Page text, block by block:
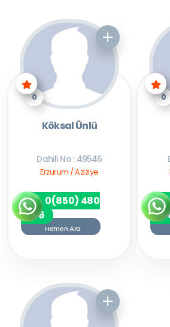
0
Köksal Ünlü
Dahili No : 49546
Erzurum / Aziziye
0(850) 480
7256
Hemen Ara
0